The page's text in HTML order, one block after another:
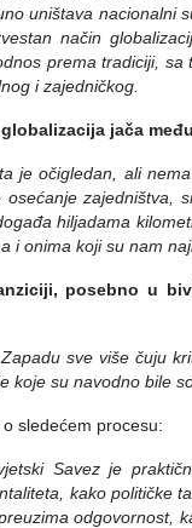
uništava nacionalni
način
prema tradiciji,
i zajedničkog.
jača
je očigledan, ali
osećanje zajedništva,
hiljadama
i onima koji su nam
posebno u
sve više čuju
koje su navodno bile
sledećem procesu:
Savez je
kako političke
odgovornost,